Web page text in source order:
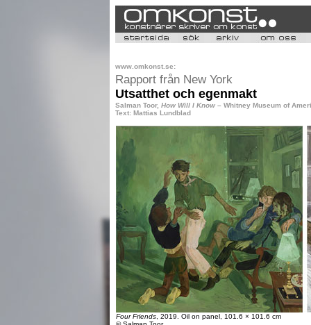
www.omkonst.se:
Rapport från New York
Utsatthet och egenmakt
Salman Toor, How Will I Know – Whitney Museum of
Text: Mattias Lundblad
Four Friends, 2019. Oil on panel, 101.6 × 101.6 cm